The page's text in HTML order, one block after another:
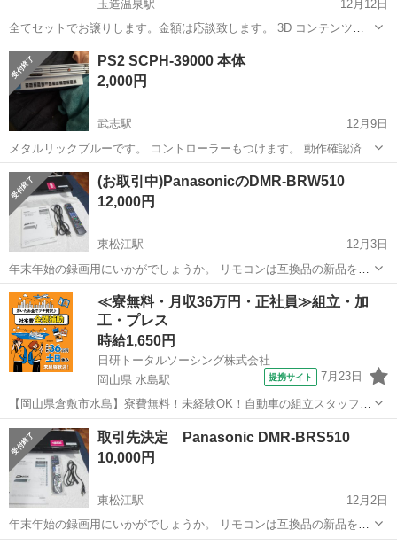
玉造温泉駅
12月12日
全てセットでお譲りします。金額は応談致します。 3D コンテンツ
を、1本お付けします。『パイレーツ・オブ・カリビアン生命の泉
3D』松江市周辺市町までお届けします。
島根 松江市 映像プレーヤー、レコーダー
JBL
PS2 SCPH-39000 本体
2,000円
武志駅
12月9日
メタルリックブルーです。 コントローラーもつけます。 動作確認済
み。 失語症、右半身麻痺なりました。 傷ありです。
島根 出雲市 武志駅
半身
(お取引中)PanasonicのDMR-BRW510
12,000円
東松江駅
12月3日
年末年始の録画用にいかがでしょうか。 リモコンは互換品の新品をお
付けします。 中古のため保証などはいたしません。 【高性能ブルーレ
イレコーダー】 PanasonicのDMR-BRW510は、500GBのストレージを
備え...
島根 松江市 東松江駅 映像プレーヤー、レコーダー
BRW
≪寮無料・月収36万円・正社員≫組立・加
工・プレス
時給1,650円
日研トータルソーシング株式会社
岡山県 水島駅
提携サイト 7月23日
【岡山県倉敷市水島】寮費無料！未経験OK！自動車の組立スタッフ
《お仕事No.NS0089》 お仕事について 車の組立作業です。専用レール
に乗って流れてくる車の骨組みに、車内外の各部品・ハンドル・足回
り・ドア・シートなどの各...
岡山 倉敷市 水島駅
取引先決定 Panasonic DMR-BRS510
10,000円
東松江駅
12月2日
年末年始の録画用にいかがでしょうか。 リモコンは互換品の新品をお
付けします。 説明書はメーカーサイトからダウンロードして印刷した